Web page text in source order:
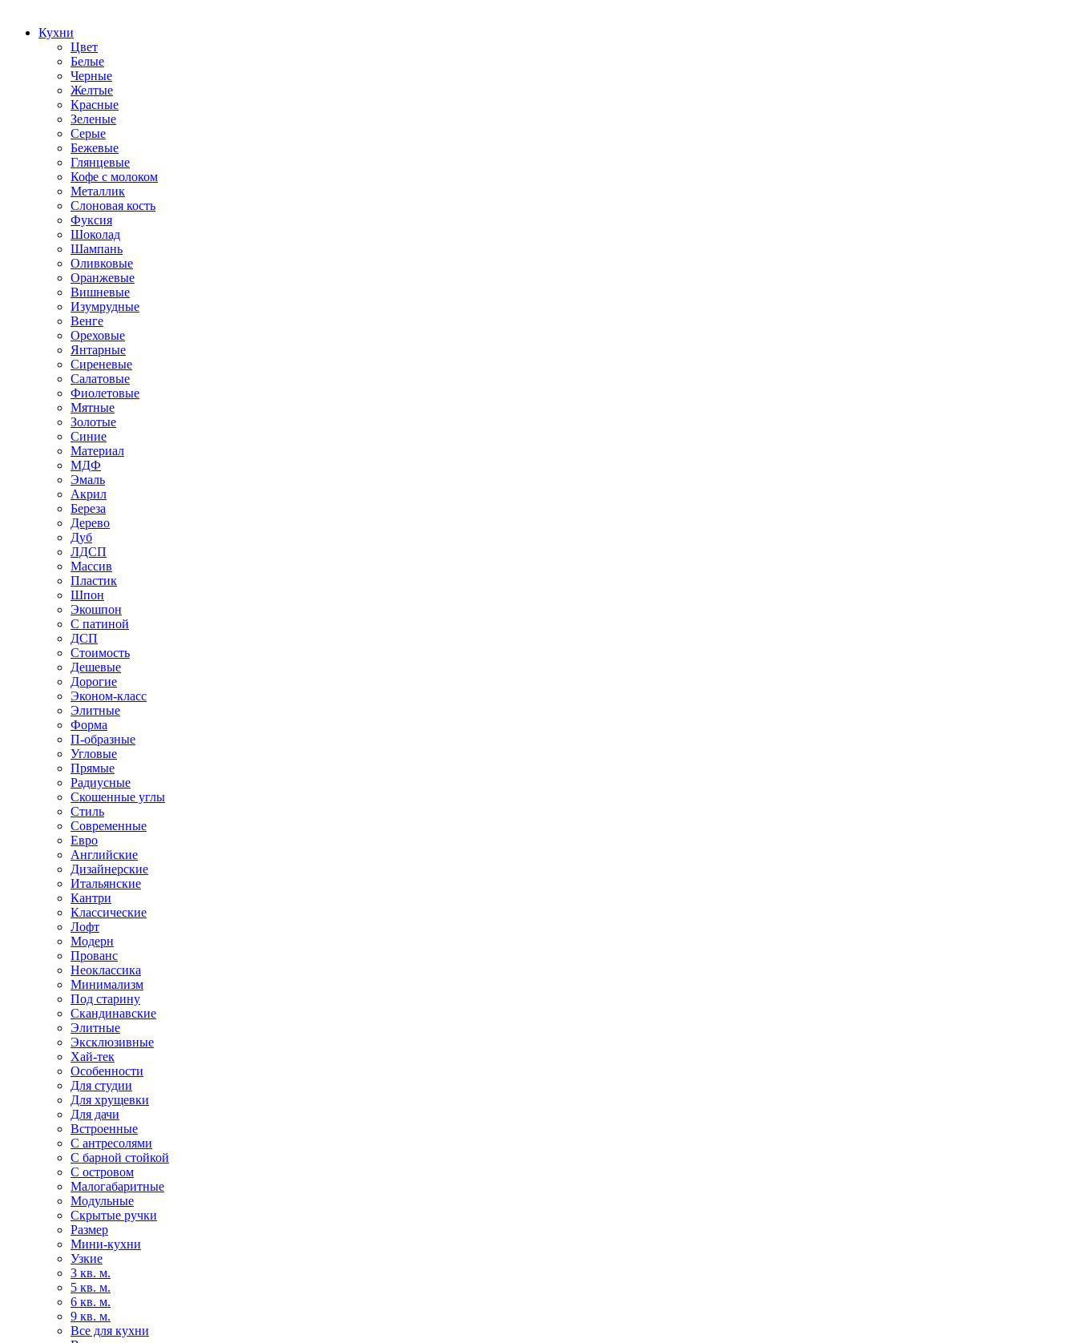
Кухни
Цвет
Белые
Черные
Желтые
Красные
Зеленые
Серые
Бежевые
Глянцевые
Кофе с молоком
Металлик
Слоновая кость
Фуксия
Шоколад
Шампань
Оливковые
Оранжевые
Вишневые
Изумрудные
Венге
Ореховые
Янтарные
Сиреневые
Салатовые
Фиолетовые
Мятные
Золотые
Синие
Материал
МДФ
Эмаль
Акрил
Береза
Дерево
Дуб
ЛДСП
Массив
Пластик
Шпон
Экошпон
С патиной
ДСП
Стоимость
Дешевые
Дорогие
Эконом-класс
Элитные
Форма
П-образные
Угловые
Прямые
Радиусные
Скошенные углы
Стиль
Современные
Евро
Английские
Дизайнерские
Итальянские
Кантри
Классические
Лофт
Модерн
Прованс
Неоклассика
Минимализм
Под старину
Скандинавские
Элитные
Эксклюзивные
Хай-тек
Особенности
Для студии
Для хрущевки
Для дачи
Встроенные
С антресолями
С барной стойкой
С островом
Малогабаритные
Модульные
Скрытые ручки
Размер
Мини-кухни
Узкие
3 кв. м.
5 кв. м.
6 кв. м.
9 кв. м.
Все для кухни